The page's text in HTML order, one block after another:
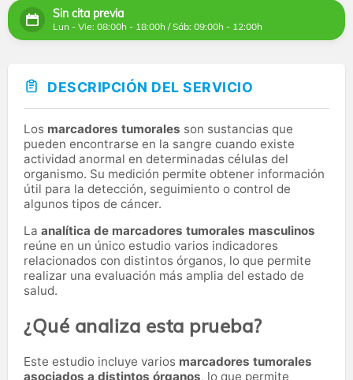
Sin cita previa
Lun - Vie: 08:00h - 18:00h / Sáb: 09:00h - 12:00h
DESCRIPCIÓN DEL SERVICIO
Los marcadores tumorales son sustancias que
pueden encontrarse en la sangre cuando existe
actividad anormal en determinadas células del
organismo. Su medición permite obtener información
útil para la detección, seguimiento o control de
algunos tipos de cáncer.
La analítica de marcadores tumorales masculinos
reúne en un único estudio varios indicadores
relacionados con distintos órganos, lo que permite
realizar una evaluación más amplia del estado de
salud.
¿Qué analiza esta prueba?
Este estudio incluye varios marcadores tumorales
asociados a distintos órganos, lo que permite